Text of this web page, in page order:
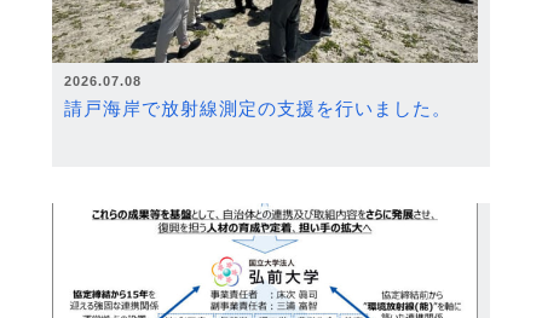
2026.07.08
請戸海岸で放射線測定の支援を行いました。